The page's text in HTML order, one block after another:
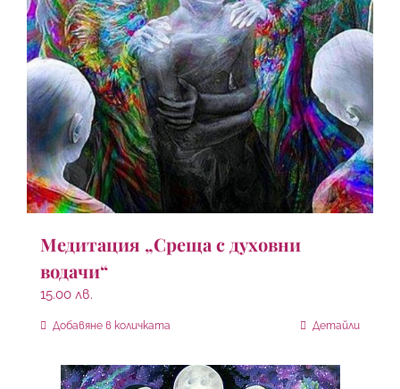
Медитация „Среща с духовни
водачи“
15.00 лв.
Добавяне в количката Детайли